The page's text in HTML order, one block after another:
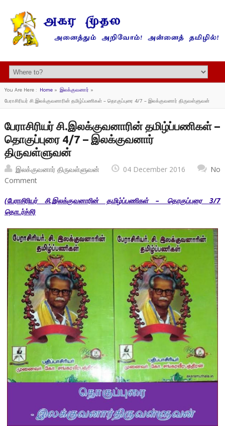
You Are Here : Home» இலக்குவனார் »
பேராசிரியர் சி.இலக்குவனாரின் தமிழ்ப்பணிகள் – தொகுப்புரை 4/7 – இலக்குவனார் திருவள்ளுவன்
பேராசிரியர் சி.இலக்குவனாரின் தமிழ்ப்பணிகள் –
தொகுப்புரை 4/7 – இலக்குவனார்
திருவள்ளுவன்
இலக்குவனார் திருவள்ளுவன் 04 December 2016
No
Comment
(பேராசிரியர் சி.இலக்குவனாரின் தமிழ்ப்பணிகள் – தொகுப்புரை 3/7
தொடர்ச்சி)